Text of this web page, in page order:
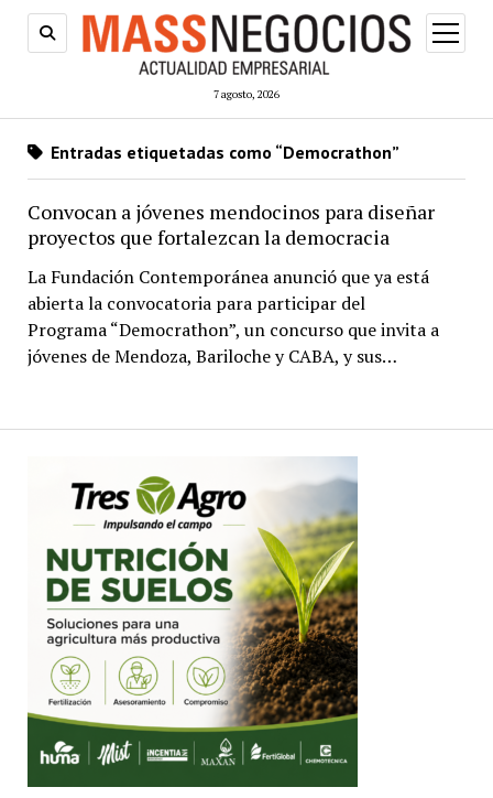
7 agosto, 2026
abrir
menú
Entradas etiquetadas como “Democrathon”
Convocan a jóvenes mendocinos para diseñar
proyectos que fortalezcan la democracia
La Fundación Contemporánea anunció que ya está
abierta la convocatoria para participar del
Programa “Democrathon”, un concurso que invita a
jóvenes de Mendoza, Bariloche y CABA, y sus…